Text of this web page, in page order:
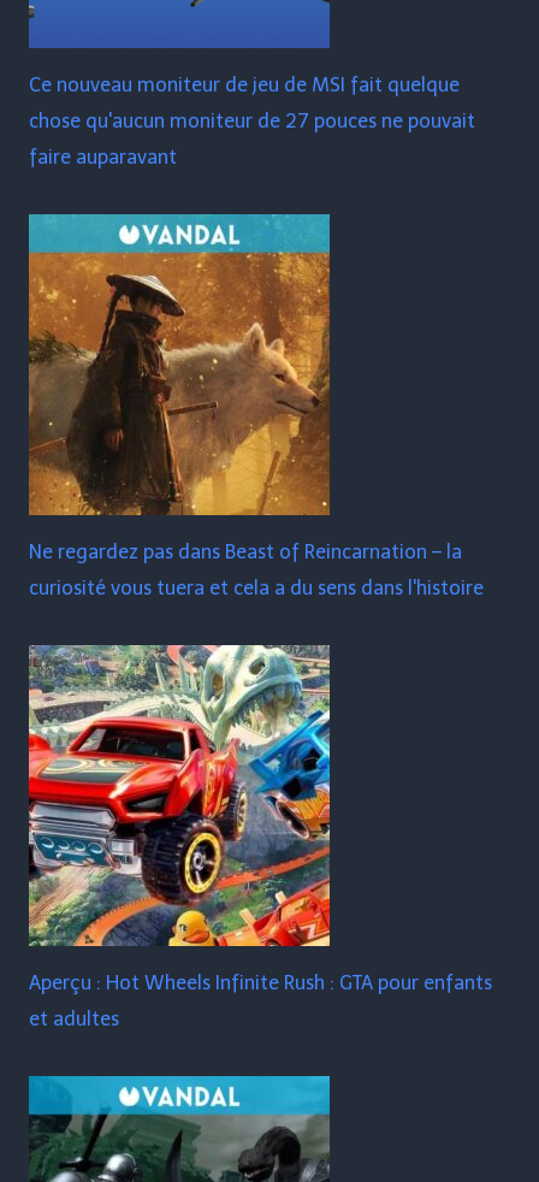
Ce nouveau moniteur de jeu de MSI fait quelque
chose qu'aucun moniteur de 27 pouces ne pouvait
faire auparavant
Ne regardez pas dans Beast of Reincarnation – la
curiosité vous tuera et cela a du sens dans l'histoire
Aperçu : Hot Wheels Infinite Rush : GTA pour enfants
et adultes